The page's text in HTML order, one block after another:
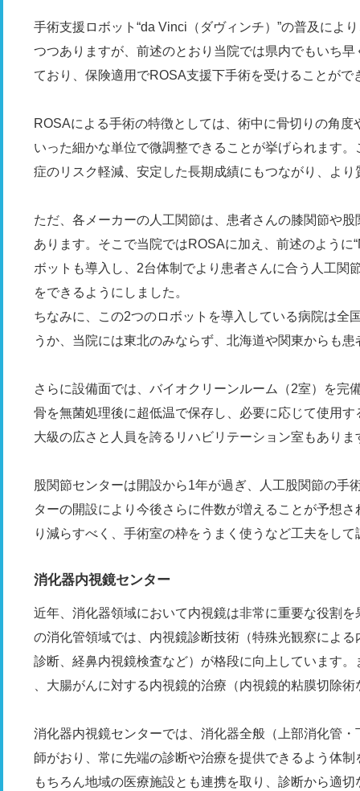
手術支援ロボット“da Vinci（ダヴィンチ）”の普及によ
つつありますが、前述のとおり当院では県内でもいち
ており、保険適用でROSA支援下手術を受けることがで
ROSAによる手術の特徴としては、術中に骨切りの角
いった細かな単位で微調整できることが挙げられます
症のリスク軽減、安定した長期成績にもつながり、よ
ただ、各メーカーの人工関節は、患者さんの膝関節や
あります。そこで当院ではROSAに加え、前述のように
ボットも導入し、2台体制でより患者さんに合う人工関
をできるようにしました。
ちなみに、この2つのロボットを導入している病院は全
うか、当院には東北のみならず、北海道や関東からも
さらに設備面では、バイオクリーンルーム（2室）を完
骨を無菌処理後に超低温で保存し、必要に応じて使用
大級の広さと人員を誇るリハビリテーション室もありま
股関節センターは開設から1年が過ぎ、人工股関節の手
ターの開設により今後さらに件数が増えることが予想
り減らすべく、手術室の枠をうまく使うなど工夫をし
消化器内視鏡センター
近年、消化器領域において内視鏡は非常に重要な役割
の消化管領域では、内視鏡診断技術（特殊光観察によ
診断、経鼻内視鏡検査など）が格段に向上しています
、大腸がんに対する内視鏡的治療（内視鏡的粘膜切除
消化器内視鏡センターでは、消化器全般（上部消化管
師がおり、常に先端の診断や治療を提供できるよう体
もちろん地域の医療施設とも連携を取り、診断から適